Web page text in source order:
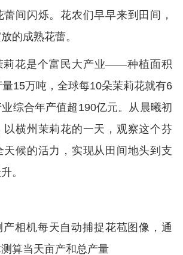
蕾间闪烁。花农们早早来到田间，
的成熟花蕾。
莉花是个富民大产业——种植面积
15万吨，全球每10朵茉莉花就有6
综合年产值超190亿元。从晨曦初
以横州茉莉花的一天，观察这个芬
天候的活力，实现从田间地头到支
。
产相机每天自动捕捉花苞图像，通
算当天亩产和总产量